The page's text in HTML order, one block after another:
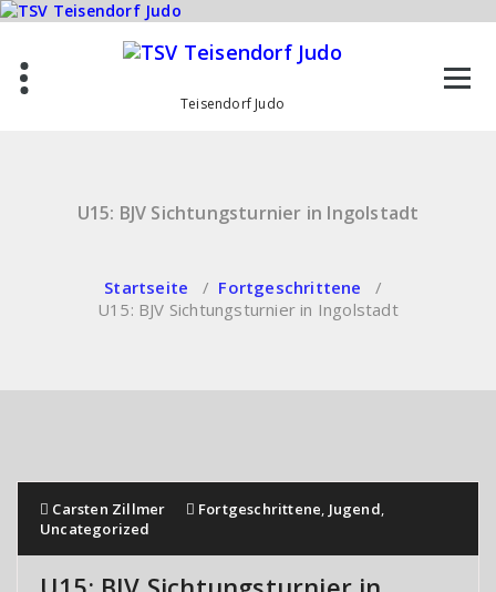
Zum
Teisendorf Judo
U15: BJV Sichtungsturnier in Ingolstadt
Startseite / Fortgeschrittene /
U15: BJV Sichtungsturnier in Ingolstadt
Carsten Zillmer Fortgeschrittene, Jugend,
Uncategorized